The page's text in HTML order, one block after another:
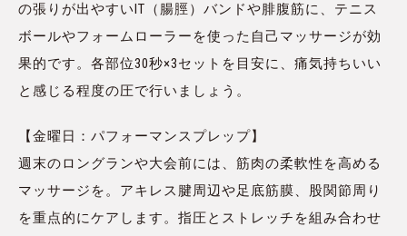
の張りが出やすいIT（腸脛）バンドや腓腹筋に、テニス
ボールやフォームローラーを使った自己マッサージが効
果的です。各部位30秒×3セットを目安に、痛気持ちいい
と感じる程度の圧で行いましょう。
【金曜日：パフォーマンスプレップ】
週末のロングランや大会前には、筋肉の柔軟性を高める
マッサージを。アキレス腱周辺や足底筋膜、股関節周り
を重点的にケアします。指圧とストレッチを組み合わせ